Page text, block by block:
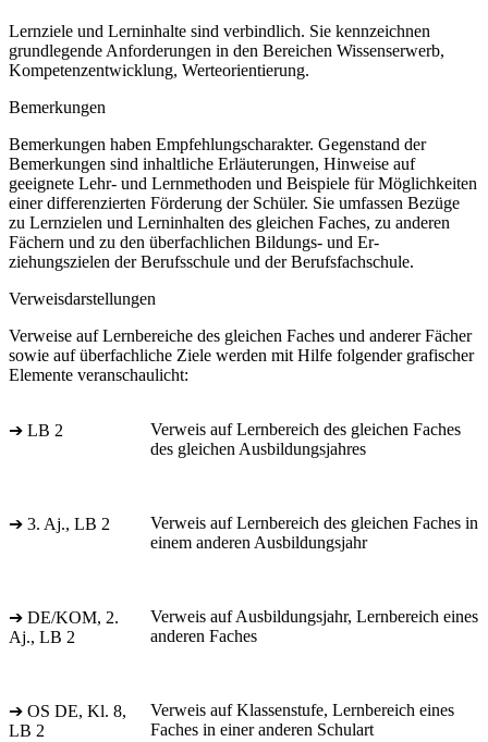
Lernziele und Lerninhalte sind verbindlich. Sie kennzeichnen
grundlegende Anforderungen in den Bereichen Wissenserwerb,
Kompetenzentwicklung, Werteorientierung.
Bemerkungen
Bemerkungen haben Empfehlungscharakter. Gegenstand der
Bemerkungen sind inhaltliche Erläuterungen, Hinweise auf
geeignete Lehr- und Lernmethoden und Beispiele für Möglichkeiten
einer differenzierten Förderung der Schüler. Sie umfassen Bezüge
zu Lernzielen und Lerninhalten des gleichen Faches, zu anderen
Fächern und zu den überfachlichen Bildungs- und Er-
ziehungszielen der Berufsschule und der Berufsfachschule.
Verweisdarstellungen
Verweise auf Lernbereiche des gleichen Faches und anderer Fächer
sowie auf überfachliche Ziele werden mit Hilfe folgender grafischer
Elemente veranschaulicht:
➔ LB 2
Verweis auf Lernbereich des gleichen Faches
des gleichen Ausbildungsjahres
➔ 3. Aj., LB 2
Verweis auf Lernbereich des gleichen Faches in
einem anderen Ausbildungsjahr
➔ DE/KOM, 2.
Aj., LB 2
Verweis auf Ausbildungsjahr, Lernbereich eines
anderen Faches
➔ OS DE, Kl. 8,
LB 2
Verweis auf Klassenstufe, Lernbereich eines
Faches in einer anderen Schulart